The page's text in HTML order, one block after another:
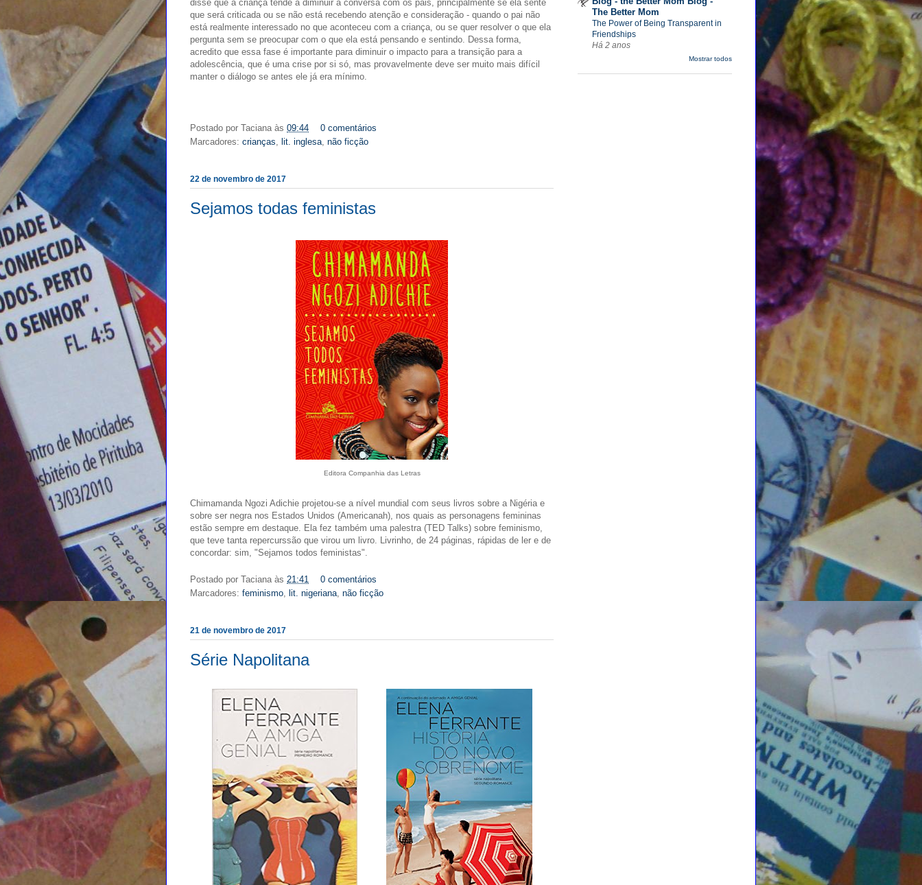
disse que a criança tende a diminuir a conversa com os pais, principalmente se ela sente
que será criticada ou se não está recebendo atenção e consideração - quando o pai não
está realmente interessado no que aconteceu com a criança, ou se quer resolver o que ela
pergunta sem se preocupar com o que ela está pensando e sentindo. Dessa forma,
acredito que essa fase é importante para diminuir o impacto para a transição para a
adolescência, que é uma crise por si só, mas provavelmente deve ser muito mais difícil
manter o diálogo se antes ele já era mínimo.
Postado por Taciana às 09:44
0 comentários
Marcadores: crianças lit. inglesa não ficção
22 de novembro de 2017
Sejamos todas feministas
Editora Companhia das Letras
Chimamanda Ngozi Adichie projetou-se a nível mundial com seus livros sobre a Nigéria e
sobre ser negra nos Estados Unidos (Americanah), nos quais as personagens femininas
estão sempre em destaque. Ela fez também uma palestra (TED Talks) sobre feminismo,
que teve tanta repercurssão que virou um livro. Livrinho, de 24 páginas, rápidas de ler e de
concordar: sim, "Sejamos todos feministas".
Postado por Taciana às 21:41
0 comentários
Marcadores: feminismo lit. nigeriana não ficção
21 de novembro de 2017
Série Napolitana
The Better Mom
The Power of Being Transparent in
Friendships
Há 2 anos
Mostrar todos